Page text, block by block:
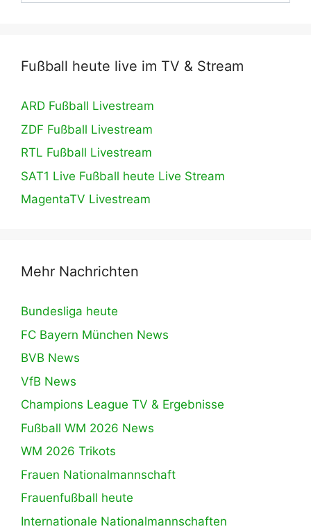
Fußball heute live im TV & Stream
ARD Fußball Livestream
ZDF Fußball Livestream
RTL Fußball Livestream
SAT1 Live Fußball heute Live Stream
MagentaTV Livestream
Mehr Nachrichten
Bundesliga heute
FC Bayern München News
BVB News
VfB News
Champions League TV & Ergebnisse
Fußball WM 2026 News
WM 2026 Trikots
Frauen Nationalmannschaft
Frauenfußball heute
Internationale Nationalmannschaften